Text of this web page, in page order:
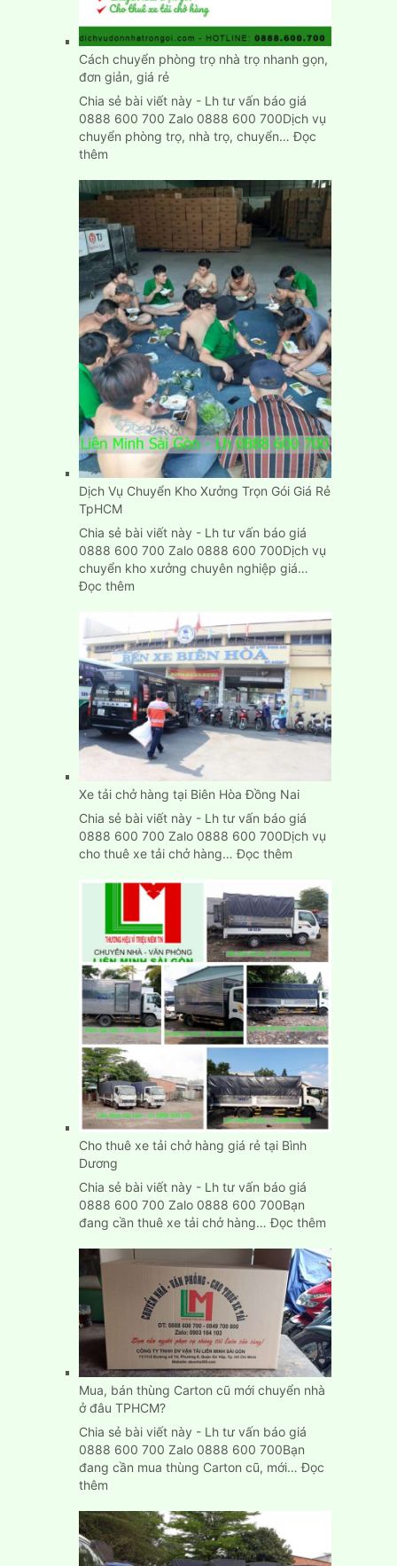
nhanh
chính
xác
Cách chuyển phòng trọ nhà trọ nhanh gọn,
đơn giản, giá rẻ
Chia sẻ bài viết này - Lh tư vấn báo giá
0888 600 700 Zalo 0888 600 700Dịch vụ
chuyển phòng trọ, nhà trọ, chuyển…Đọc
thêm:
chuyển
phòng
trọ
nhà
trọ
nhanh
gọn,
đơn
giản,
giá
rẻ
Dịch Vụ Chuyển Kho Xưởng Trọn Gói Giá Rẻ
TpHCM
Chia sẻ bài viết này - Lh tư vấn báo giá
0888 600 700 Zalo 0888 600 700Dịch vụ
chuyển kho xưởng chuyên nghiệp giá…
Đọc thêm:
Chuyển
Kho
Xưởng
Trọn
Gói
Giá
Rẻ
TpHCM
Xe tải chở hàng tại Biên Hòa Đồng Nai
Chia sẻ bài viết này - Lh tư vấn báo giá
0888 600 700 Zalo 0888 600 700Dịch vụ
cho thuê xe tải chở hàng…Đọc thêm:
tải
chở
hàng
tại
Biên
Hòa
Đồng
Nai
Cho thuê xe tải chở hàng giá rẻ tại Bình
Dương
Chia sẻ bài viết này - Lh tư vấn báo giá
0888 600 700 Zalo 0888 600 700Bạn
đang cần thuê xe tải chở hàng…Đọc thêm:
thuê
xe
tải
chở
hàng
giá
rẻ
tại
Mua, bán thùng Carton cũ mới chuyển nhà
ở đâu TPHCM?
Chia sẻ bài viết này - Lh tư vấn báo giá
0888 600 700 Zalo 0888 600 700Bạn
đang cần mua thùng Carton cũ, mới…Đọc
thêm:
bán
thùng
Carton